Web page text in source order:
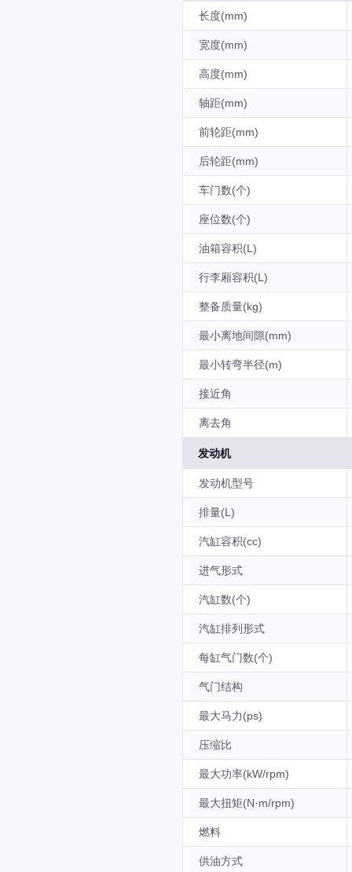
长度(mm)
宽度(mm)
高度(mm)
轴距(mm)
前轮距(mm)
后轮距(mm)
车门数(个)
座位数(个)
油箱容积(L)
行李厢容积(L)
整备质量(kg)
最小离地间隙(mm)
最小转弯半径(m)
接近角
离去角
发动机
发动机型号
排量(L)
汽缸容积(cc)
进气形式
汽缸数(个)
汽缸排列形式
每缸气门数(个)
气门结构
最大马力(ps)
压缩比
最大功率(kW/rpm)
最大扭矩(N·m/rpm)
燃料
供油方式